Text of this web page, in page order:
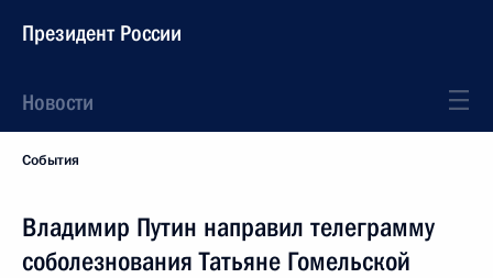
Президент России
Новости
События
Владимир Путин направил телеграмму
соболезнования Татьяне Гомельской